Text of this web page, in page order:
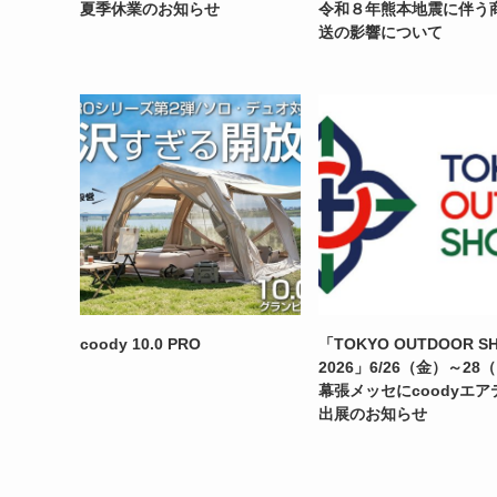
夏季休業のお知らせ
令和８年熊本地震に伴う
送の影響について
coody 10.0 PRO
「TOKYO OUTDOOR
2026」6/26（金）～28
幕張メッセにcoodyエア
出展のお知らせ